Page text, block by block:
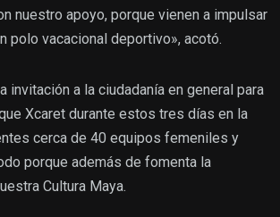
nuestro apoyo, porque vienen a impulsar
polo vacacional deportivo», acotó.
invitación a la ciudadanía en general para
Xcaret durante estos tres días en la
cerca de 40 equipos femeniles y
porque además de fomenta la
Cultura Maya.